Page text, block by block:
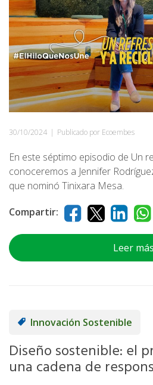
30/10/2024 | Publicado por Ecoembes
En este séptimo episodio de Un
conoceremos a Jennifer
que nominó Tinixara Mesa.
Compartir:
Leer más
Innovación Sostenible
Diseño sostenible: el
una cadena de